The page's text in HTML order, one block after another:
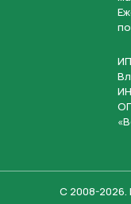
С 2008-2026.